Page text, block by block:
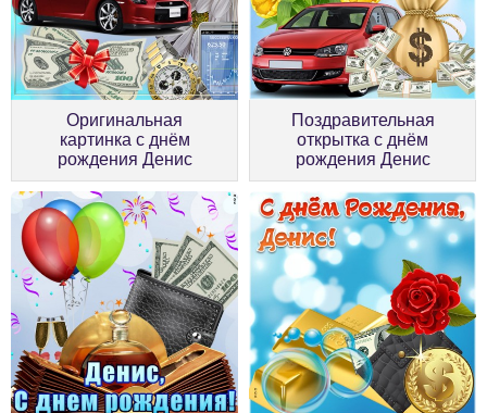
Оригинальная
картинка с днём
рождения Денис
Поздравительная
открытка с днём
рождения Денис